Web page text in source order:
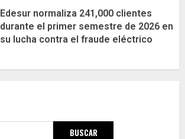
Edesur normaliza 241,000 clientes
durante el primer semestre de 2026 en
su lucha contra el fraude eléctrico
BUSCAR